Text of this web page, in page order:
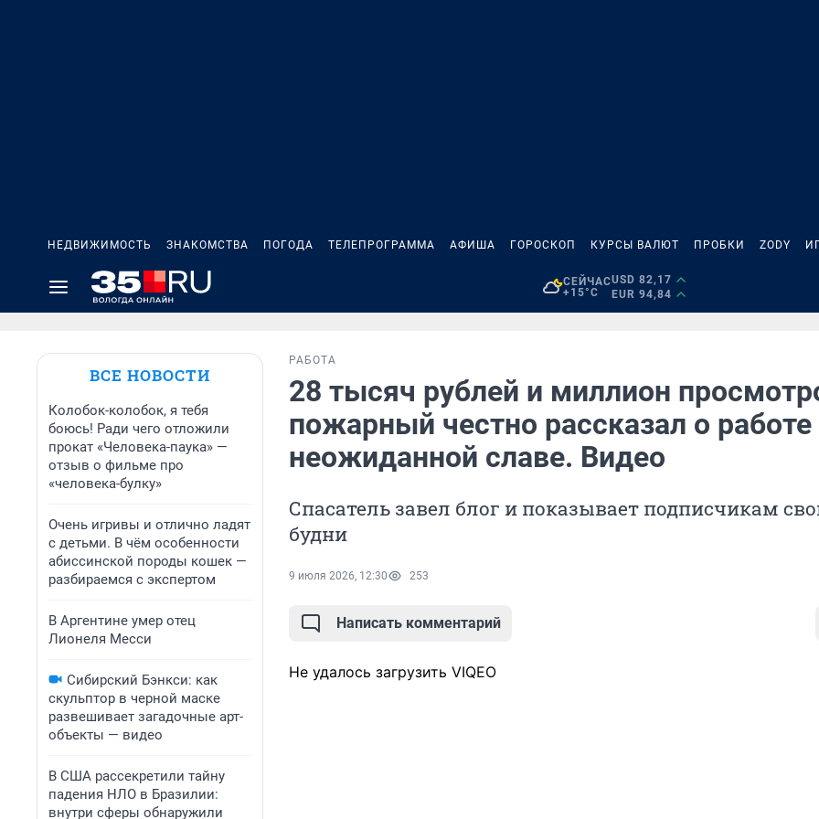
НЕДВИЖИМОСТЬ ЗНАКОМСТВА ПОГОДА ТЕЛЕПРОГРАММА АФИША ГОРОСКОП КУРСЫ ВАЛЮТ ПРОБКИ ZODY
СЕЙЧАС
+15°C
USD 82,17
EUR 94,84
ВСЕ НОВОСТИ
Колобок-колобок, я тебя
боюсь! Ради чего отложили
прокат «Человека-паука» —
отзыв о фильме про
«человека-булку»
Очень игривы и отлично ладят
с детьми. В чём особенности
абиссинской породы кошек —
разбираемся с экспертом
В Аргентине умер отец
Лионеля Месси
Сибирский Бэнкси: как
скульптор в черной маске
развешивает загадочные арт-
объекты — видео
В США рассекретили тайну
падения НЛО в Бразилии:
внутри сферы обнаружили
РАБОТА
28 тысяч рублей и миллион
пожарный честно рассказал о работе
неожиданной славе. Видео
Спасатель завел блог и показывает подписчикам
будни
9 июля 2026, 12:30 253
Написать комментарий
Не удалось загрузить VIQEO